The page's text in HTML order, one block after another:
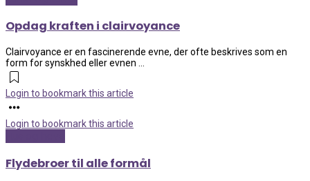
Opdag kraften i clairvoyance
Clairvoyance er en fascinerende evne, der ofte beskrives som en
form for synskhed eller evnen ...
Login to bookmark this article
Login to bookmark this article
Flydebroer til alle formål